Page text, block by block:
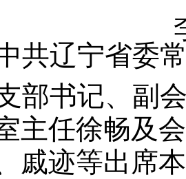
共辽宁省委
部书记、副
主任徐畅及
戚迹等出席